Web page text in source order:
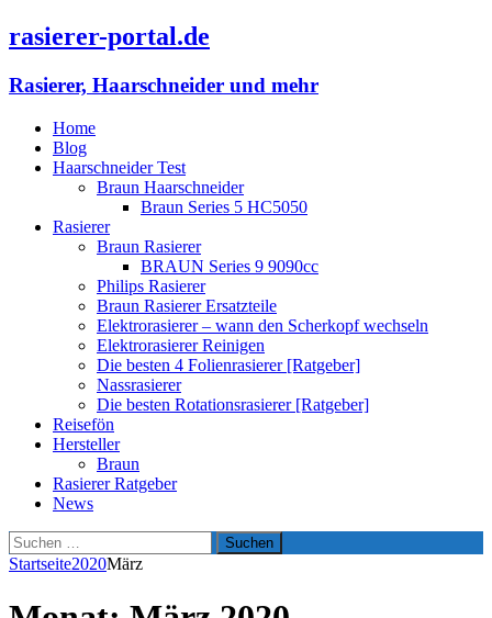
rasierer-portal.de
Rasierer, Haarschneider und mehr
Home
Blog
Haarschneider Test
Braun Haarschneider
Braun Series 5 HC5050
Rasierer
Braun Rasierer
BRAUN Series 9 9090cc
Philips Rasierer
Braun Rasierer Ersatzteile
Elektrorasierer – wann den Scherkopf wechseln
Elektrorasierer Reinigen
Die besten 4 Folienrasierer [Ratgeber]
Nassrasierer
Die besten Rotationsrasierer [Ratgeber]
Reisefön
Hersteller
Braun
Rasierer Ratgeber
News
Suchen
nach:
Startseite2020März